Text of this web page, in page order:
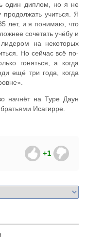
один диплом, но я не
продолжать учиться. Я
лет, и я понимаю, что
сочетать учёбу и
на некоторых
Но сейчас всё по-
гоняться, а когда
ещё три года, когда
начнёт на Туре Даун
Исагирре.
+1